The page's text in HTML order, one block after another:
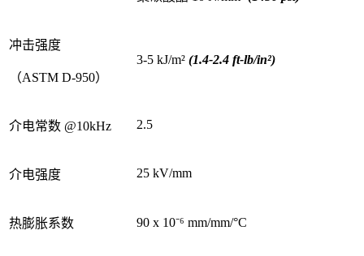
冲击强度
（ASTM D-950）
3-5 kJ/m² (1.4-2.4 ft-lb/in²)
介电常数 @10kHz 2.5
介电强度 25 kV/mm
热膨胀系数 90 x 10⁻⁶ mm/mm/°C